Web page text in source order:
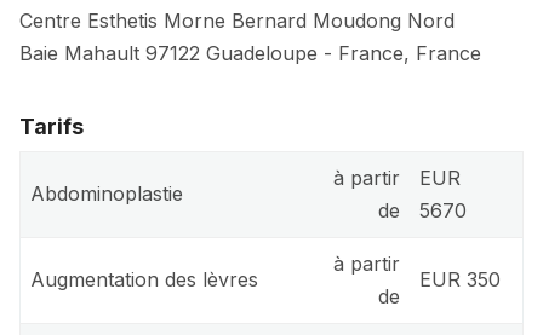
Centre Esthetis Morne Bernard Moudong Nord
Baie Mahault 97122 Guadeloupe - France, France
Tarifs
Abdominoplastie
à partir
de
EUR
5670
Augmentation des lèvres
à partir
de
EUR 350